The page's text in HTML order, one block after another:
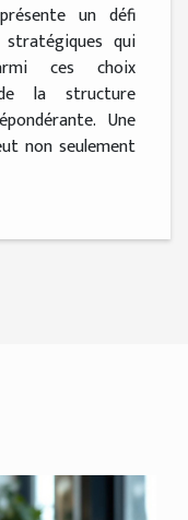
un défi
qui
ces choix
la structure
Une
non seulement